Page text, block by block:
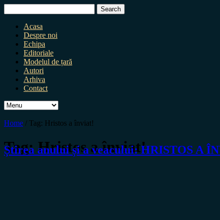
for:
Acasa
Despre noi
Echipa
Editoriale
Modelul de țară
Autori
Arhiva
Contact
Home / Tag: Hristos a înviat!
Tag:Hristos a înviat!
Știrea anului și a veacului: HRISTOS A